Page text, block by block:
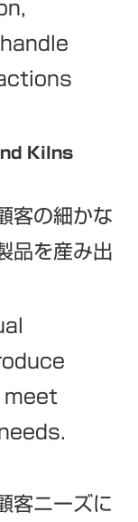
Kilns
客の細かな
品を産み出
meet
客ニーズに